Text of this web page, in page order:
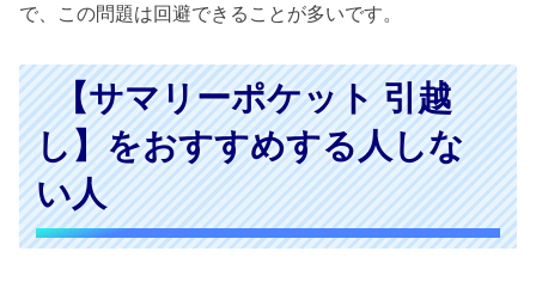
で、この問題は回避できることが多いです。
【サマリーポケット 引越
し】をおすすめする人しな
い人